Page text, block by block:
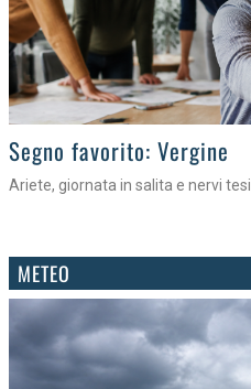
>
Segno favorito: Vergine
Ariete, giornata in salita e nervi tesi
METEO